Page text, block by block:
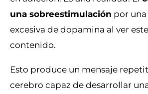
una sobreestimulación por
excesiva de dopamina al ver
contenido.
Esto produce un mensaje
cerebro capaz de desarrollar